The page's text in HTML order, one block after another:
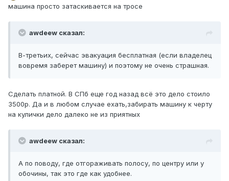
машина просто затаскивается на тросе
awdeew сказал:
В-третьих, сейчас эвакуация бесплатная (если владелец
вовремя заберет машину) и поэтому не очень страшная.
Сделать платной. В СПб еще год назад всё это дело стоило
3500р. Да и в любом случае ехать,забирать машину к черту
на кулички дело далеко не из приятных
awdeew сказал:
А по поводу, где отгораживать полосу, по центру или у
обочины, так это где как удобнее.